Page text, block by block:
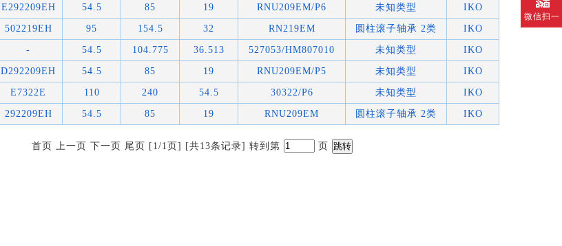
E292209EH 54.5 85 19 RNU209EM/P6 未知类型 IKO
502219EH 95 154.5 32 RN219EM 圆柱滚子轴承 2类 IKO
- 54.5 104.775 36.513 527053/HM807010 未知类型 IKO
D292209EH 54.5 85 19 RNU209EM/P5 未知类型 IKO
E7322E 110 240 54.5 30322/P6 未知类型 IKO
292209EH 54.5 85 19 RNU209EM 圆柱滚子轴承 2类 IKO
首页 上一页 下一页 尾页 [1/1页] [共13条记录] 转到第 页
微信扫一
扫